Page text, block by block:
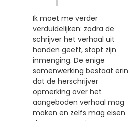
Ik moet me verder
verduidelijken: zodra de
schrijver het verhaal uit
handen geeft, stopt zijn
inmenging. De enige
samenwerking bestaat erin
dat de herschrijver
opmerking over het
aangeboden verhaal mag
maken en zelfs mag eisen